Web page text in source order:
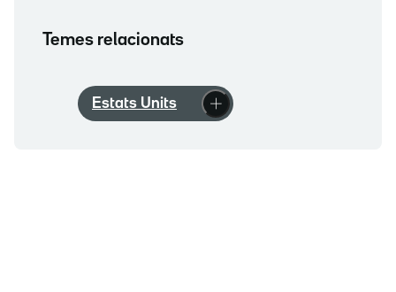
Temes relacionats
Estats Units